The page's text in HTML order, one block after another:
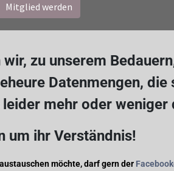
Mitglied werden
zu unserem
Datenmengen,
mehr oder weniger
um ihr Verständnis!
möchte, darf gern der